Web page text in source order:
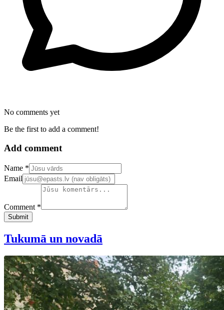
No comments yet
Be the first to add a comment!
Add comment
Confirm your email address
Name *
Email
Comment *
Submit
Tukumā un novadā